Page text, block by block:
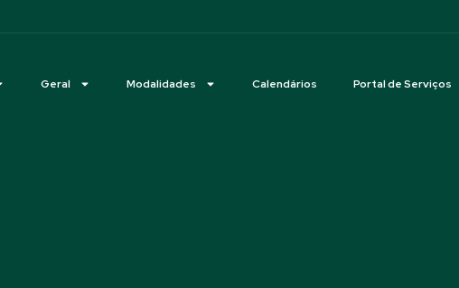
Geral Modalidades Calendários Portal de Serviços